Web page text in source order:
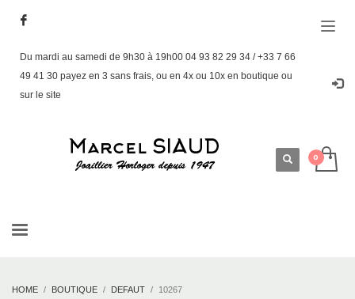
Du mardi au samedi de 9h30 à 19h00 04 93 82 29 34 / +33 7 66
49 41 30 payez en 3 sans frais, ou en 4x ou 10x en boutique ou
sur le site
HOME BOUTIQUE DEFAUT 10267